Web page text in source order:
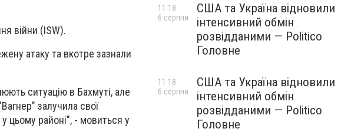
війни (ISW).
атаку та вкотре зазнали
ситуацію в Бахмуті, але
залучила свої
цьому районі", - мовиться у
США та Україна відновили
інтенсивний обмін
розвідданими — Politico
Головне
11:18
6 серпня
США та Україна відновили
інтенсивний обмін
розвідданими — Politico
Головне
11:18
6 серпня